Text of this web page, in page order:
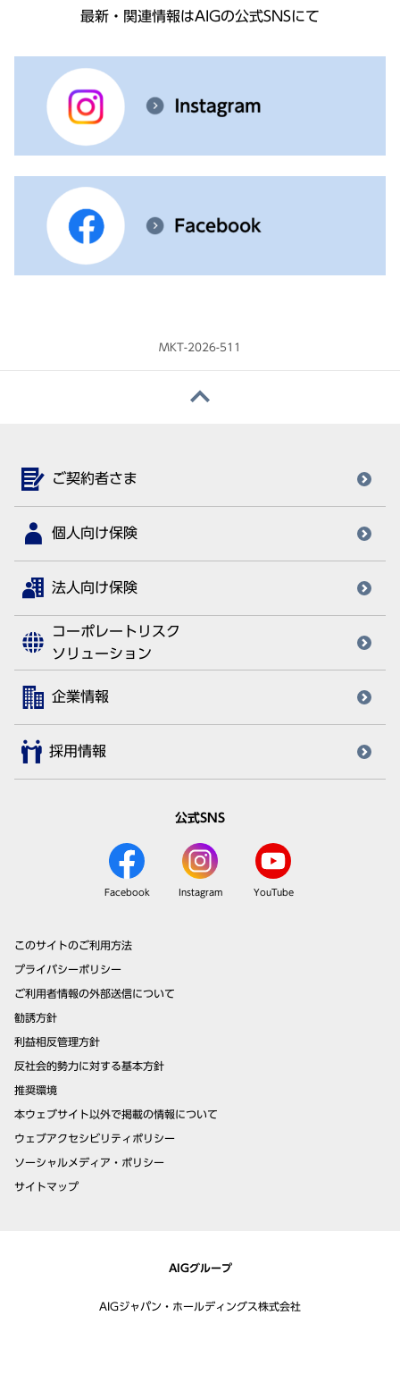
最新・関連情報はAIGの公式SNSにて
MKT-2026-511
ご契約者さま
個人向け保険
法人向け保険
コーポレートリスク
ソリューション
企業情報
採用情報
公式SNS
Facebook Instagram YouTube
このサイトのご利用方法
プライバシーポリシー
ご利用者情報の外部送信について
勧誘方針
利益相反管理方針
反社会的勢力に対する基本方針
推奨環境
本ウェブサイト以外で掲載の情報について
ウェブアクセシビリティポリシー
ソーシャルメディア・ポリシー
サイトマップ
AIGグループ
AIGジャパン・ホールディングス株式会社